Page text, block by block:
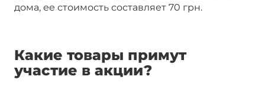
дома, ее стоимость составляет 70 грн.
Какие товары примут
участие в акции?